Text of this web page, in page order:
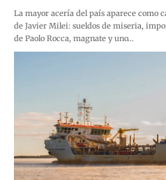
La mayor acería del país aparece como
de Javier Milei: sueldos de miseria,
de Paolo Rocca, magnate y uno…